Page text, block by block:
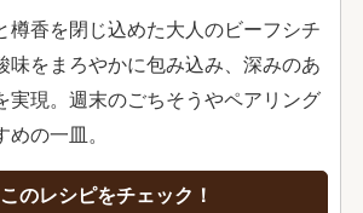
樽香を閉じ込めた大人のビーフシチ
味をまろやかに包み込み、深みのあ
実現。週末のごちそうやペアリング
の一皿。
このレシピをチェック！